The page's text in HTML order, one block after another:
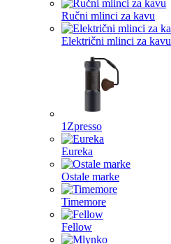
Ručni mlinci za kavu
Električni mlinci za kavu
1Zpresso
Eureka
Ostale marke
Timemore
Fellow